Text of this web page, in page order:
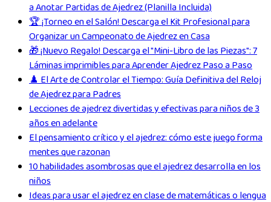
a Anotar Partidas de Ajedrez (Planilla Incluida)
🏆 ¡Torneo en el Salón! Descarga el Kit Profesional para
Organizar un Campeonato de Ajedrez en Casa
🎁 ¡Nuevo Regalo! Descarga el "Mini-Libro de las Piezas": 7
Láminas imprimibles para Aprender Ajedrez Paso a Paso
♟️ El Arte de Controlar el Tiempo: Guía Definitiva del Reloj
de Ajedrez para Padres
Lecciones de ajedrez divertidas y efectivas para niños de 3
años en adelante
El pensamiento crítico y el ajedrez: cómo este juego forma
mentes que razonan
10 habilidades asombrosas que el ajedrez desarrolla en los
niños
Ideas para usar el ajedrez en clase de matemáticas o lengua